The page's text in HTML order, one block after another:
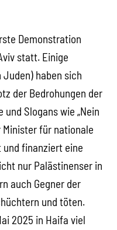
Demonstration
statt. Einige
haben sich
der Bedrohungen der
Slogans wie „Nein
Minister für nationale
finanziert eine
nur Palästinenser in
auch Gegner der
und töten.
2025 in Haifa viel